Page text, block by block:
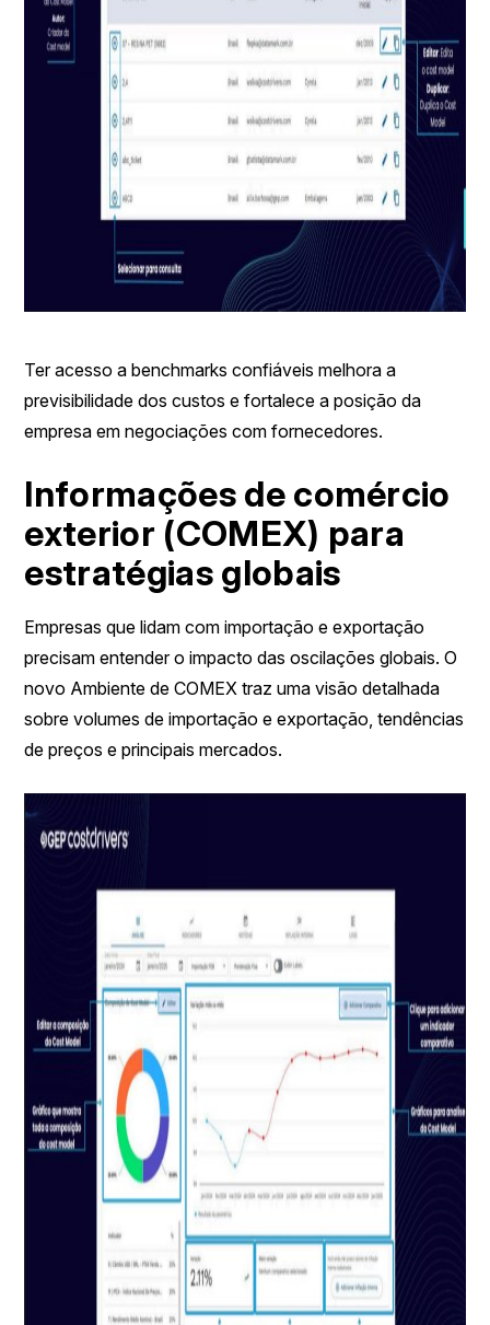
Ter acesso a benchmarks confiáveis melhora a
previsibilidade dos custos e fortalece a posição da
empresa em negociações com fornecedores.
Informações de comércio
exterior (COMEX) para
estratégias globais
Empresas que lidam com importação e exportação
precisam entender o impacto das oscilações globais. O
novo Ambiente de COMEX traz uma visão detalhada
sobre volumes de importação e exportação, tendências
de preços e principais mercados.